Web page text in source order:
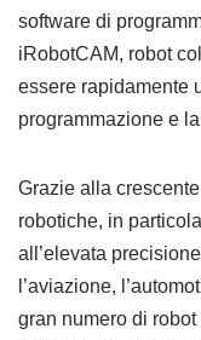
software di
iRobotCAM, robot
essere rapidamente
programmazione e
Grazie alla
robotiche, in
all’elevata
l’aviazione,
gran numero di